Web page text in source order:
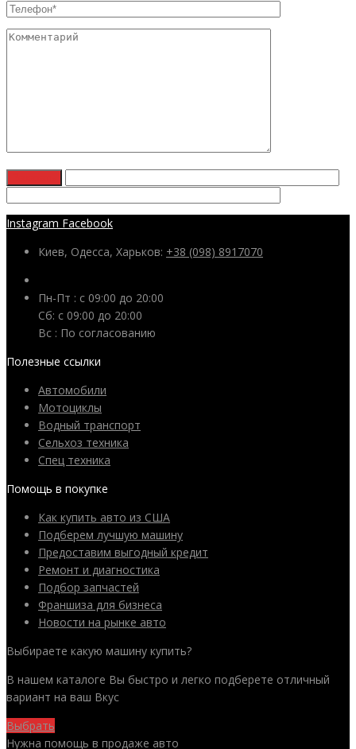
Instagram Facebook
Киев, Одесса, Харьков: +38 (098) 8917070
Пн-Пт : с 09:00 до 20:00
Сб: c 09:00 до 20:00
Вс : По согласованию
Полезные ссылки
Автомобили
Мотоциклы
Водный транспорт
Сельхоз техника
Спец техника
Помощь в покупке
Как купить авто из США
Подберем лучшую машину
Предоставим выгодный кредит
Ремонт и диагностика
Подбор запчастей
Франшиза для бизнеса
Новости на рынке авто
Выбираете какую машину купить?
В нашем каталоге Вы быстро и легко подберете отличный
вариант на ваш Вкус
Выбрать
Нужна помощь в продаже авто